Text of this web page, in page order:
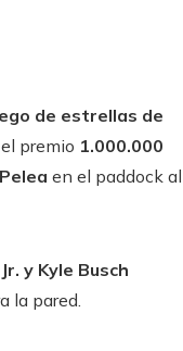
de estrellas de
premio 1.000.000
en el paddock al
y Kyle Busch
la pared.